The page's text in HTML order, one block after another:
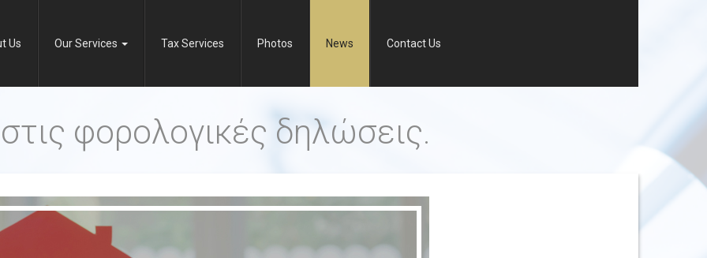
Us Our Services Tax Services Photos News Contact Us
φορολογικές δηλώσεις.